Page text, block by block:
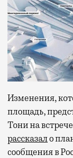
Изменения,
площадь,
Тони на
рассказало
сообщения в